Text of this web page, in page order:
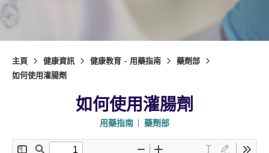
主頁 健康資訊 健康教育 - 用藥指南
藥劑部
如何使用灌腸劑
如何使用灌腸劑
用藥指南 藥劑部